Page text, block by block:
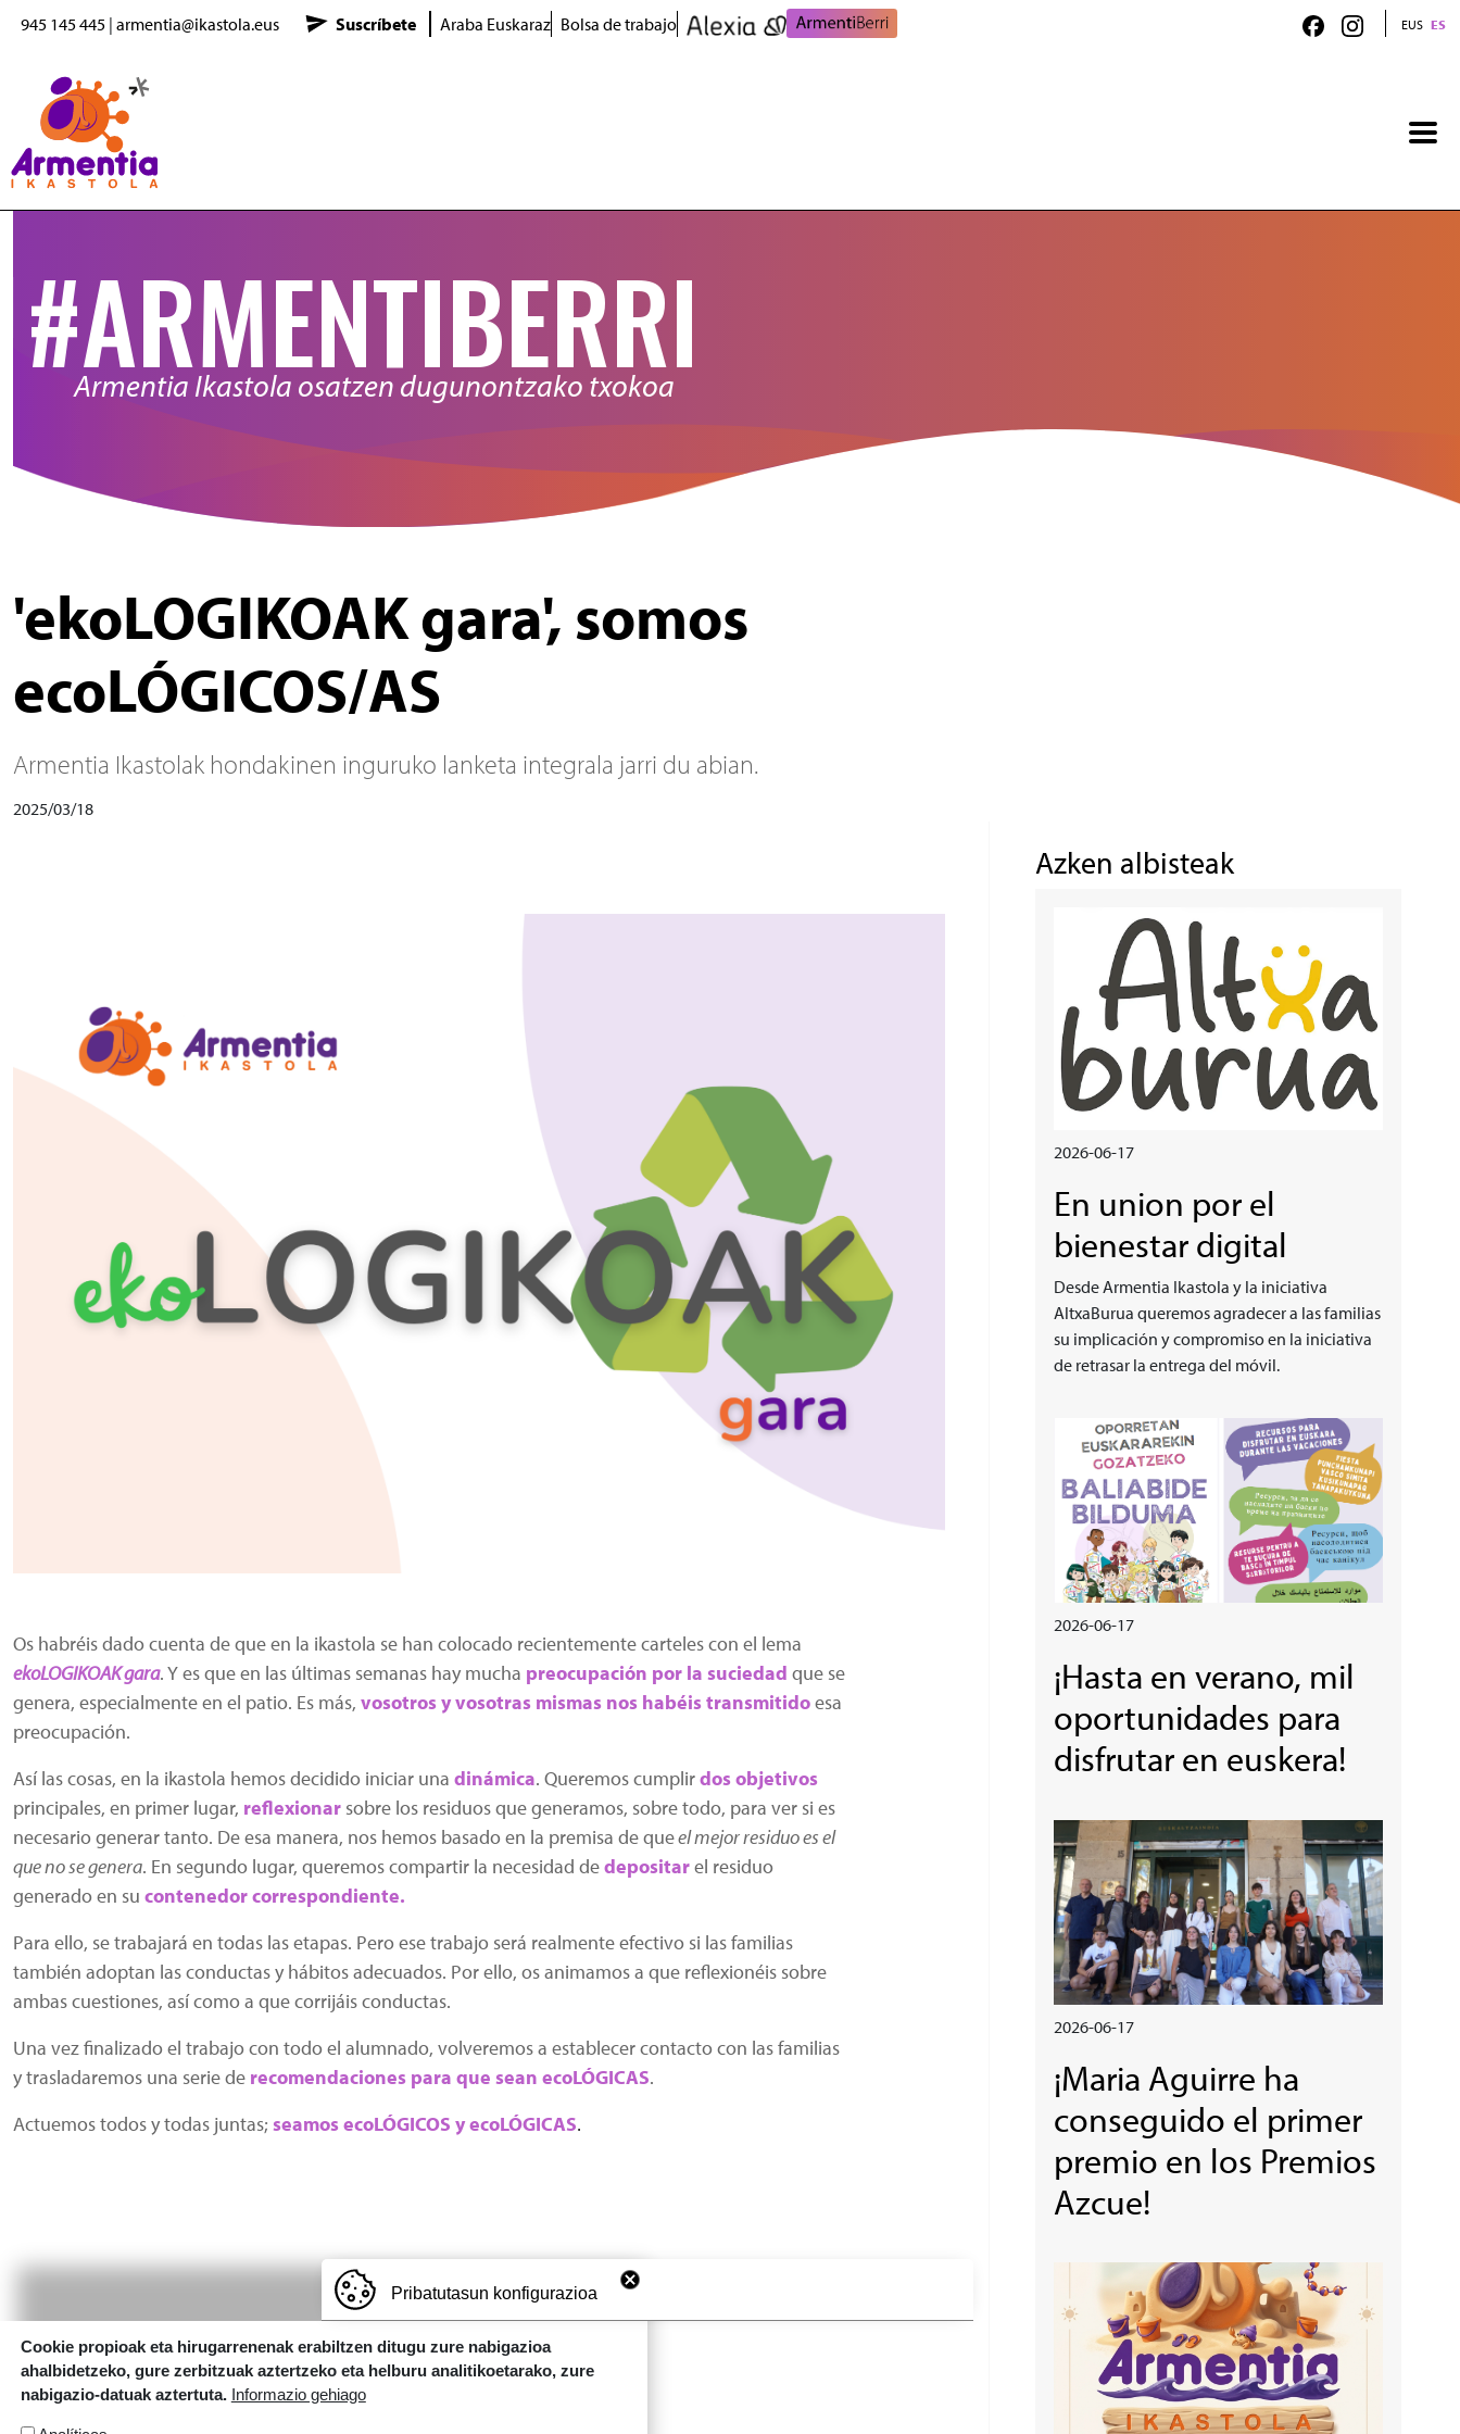
Pasar al contenido principal
945 145 445| armentia@ikastola.eus Suscríbete Araba Euskaraz Bolsa de trabajo EUS ES
#ARMENTIBERRI
Armentia Ikastola osatzen dugunontzako txokoa
'ekoLOGIKOAK gara', somos
ecoLÓGICOS/AS
Armentia Ikastolak hondakinen inguruko lanketa integrala jarri du abian.
2025/03/18
Os habréis dado cuenta de que en la ikastola se han colocado recientemente carteles con el lema
ekoLOGIKOAK gara. Y es que en las últimas semanas hay mucha preocupación por la suciedad que se
genera, especialmente en el patio. Es más, vosotros y vosotras mismas nos habéis transmitidoesa
preocupación.
Así las cosas, en la ikastola hemos decidido iniciar una dinámica. Queremos cumplirdos objetivos
principales, en primer lugar, reflexionar sobre los residuos que generamos, sobre todo, para ver si es
necesario generar tanto. De esa manera, nos hemos basado en la premisa de queel mejor residuo es el
que no se genera. En segundo lugar, queremos compartir la necesidad dedepositarel residuo
generado en su contenedor correspondiente.
Para ello, se trabajará en todas las etapas. Pero ese trabajo será realmente efectivo si las familias
también adoptan las conductas y hábitos adecuados. Por ello, os animamos a que reflexionéis sobre
ambas cuestiones, así como a que corrijáis conductas.
Una vez finalizado el trabajo con todo el alumnado, volveremos a establecer contacto con las familias
y trasladaremos una serie de recomendaciones para que sean ecoLÓGICAS.
Actuemos todos y todas juntas; seamos ecoLÓGICOS y ecoLÓGICAS.
Azken albisteak
2026-06-17
En union por el
bienestar digital
Desde Armentia Ikastola y la iniciativa
AltxaBurua queremos agradecer a las familias
su implicación y compromiso en la iniciativa
de retrasar la entrega del móvil.
2026-06-17
¡Hasta en verano, mil
oportunidades para
disfrutar en euskera!
Irudia
2026-06-17
¡Maria Aguirre ha
conseguido el primer
premio en los Premios
Azcue!
Pribatutasun konfigurazioa
Cookie propioak eta hirugarrenenak erabiltzen ditugu zure nabigazioa
ahalbidetzeko, gure zerbitzuak aztertzeko eta helburu analitikoetarako, zure
nabigazio-datuak aztertuta. Informazio gehiago